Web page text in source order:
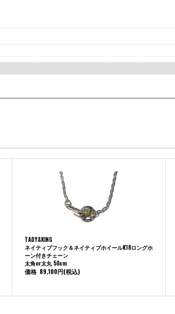
TADY&KING
ネイティブフック＆ネイティブホイールK18ロングホ
ーン付きチェーン
太角or太丸 50cm
価格 89,100円(税込)